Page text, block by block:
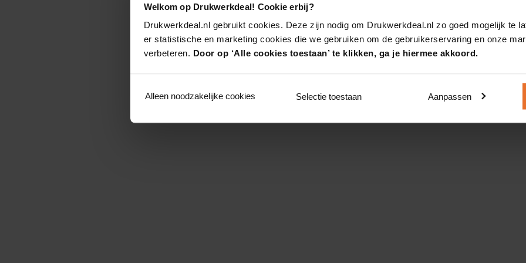
Welkom op Drukwerkdeal! Cookie erbij?
Drukwerkdeal.nl gebruikt cookies. Deze zijn nodig om Drukwerkdeal.nl zo goed mogelijk te
er statistische en marketing cookies die we gebruiken om de gebruikerservaring en onze
verbeteren. Door op ‘Alle cookies toestaan’ te klikken, ga je hiermee akkoord.
Alleen noodzakelijke cookies Selectie toestaan Aanpassen